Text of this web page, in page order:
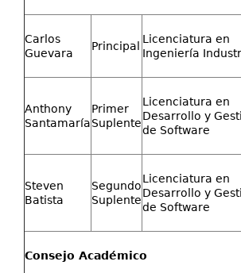
Carlos
Guevara
Principal
Licenciatura en
Ingeniería
Anthony
Santamaría
Primer
Suplente
Licenciatura en
Desarrollo y
de Software
Steven
Batista
Segundo
Suplente
Licenciatura en
Desarrollo y
de Software
Consejo Académico